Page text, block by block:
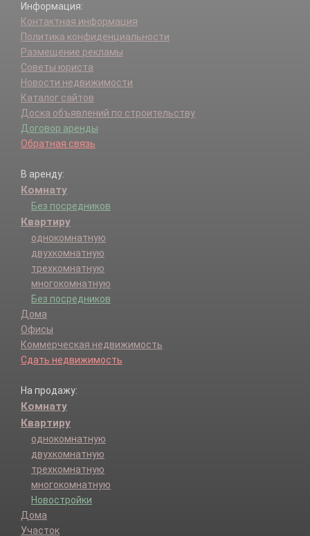
Информация:
Контактная информация
Политика конфиденциальности
Размещение рекламы
Советы юриста
Новости недвижимости
Каталог сайтов
Доска объявлений по строительству
Договор аренды
Обратная связь
В аренду:
Комнату
Без посредников
Квартиру
однокомнатную
двухкомнатную
трехкомнатную
многокомнатную
Без посредников
Дома
Офисы
Коммерческая недвижимость
Сдать недвижимость
На продажу:
Комнату
Квартиру
однокомнатную
двухкомнатную
трехкомнатную
многокомнатную
Новостройки
Дома
Участок